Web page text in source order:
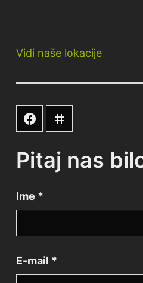
Vidi naše lokacije
facebook
instagram
Pitaj nas
Ime *
E-mail *